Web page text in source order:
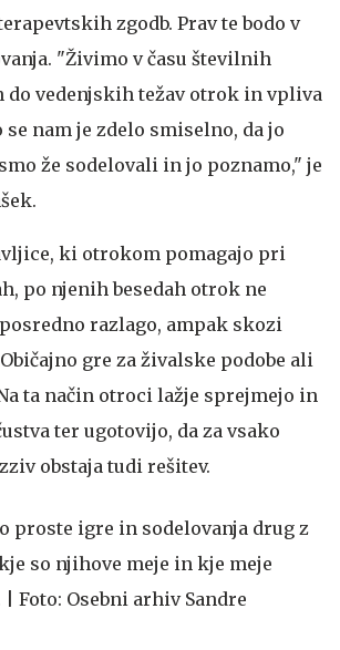
zgodb. Prav te bodo v
"Živimo v času številnih
do vedenjskih težav otrok in vpliva
nam je zdelo smiselno, da jo
že sodelovali in jo poznamo," je
ki otrokom pomagajo pri
po njenih besedah otrok ne
razlago, ampak skozi
gre za živalske podobe ali
ta način otroci lažje sprejmejo in
ter ugotovijo, da za vsako
obstaja tudi rešitev.